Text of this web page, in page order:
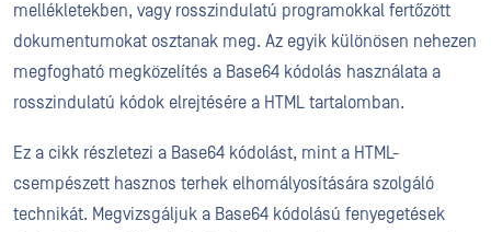
mellékletekben, vagy rosszindulatú programokkal fertőzött
dokumentumokat osztanak meg. Az egyik különösen nehezen
megfogható megközelítés a Base64 kódolás használata a
rosszindulatú kódok elrejtésére a HTML tartalomban.
Ez a cikk részletezi a Base64 kódolást, mint a HTML-
csempészett hasznos terhek elhomályosítására szolgáló
technikát. Megvizsgáljuk a Base64 kódolású fenyegetések